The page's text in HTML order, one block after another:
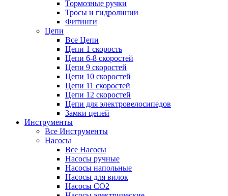
Тормозные ручки
Тросы и гидролинии
Фитинги
Цепи
Все Цепи
Цепи 1 скорость
Цепи 6-8 скоростей
Цепи 9 скоростей
Цепи 10 скоростей
Цепи 11 скоростей
Цепи 12 скоростей
Цепи для электровелосипедов
Замки цепей
Инструменты
Все Инструменты
Насосы
Все Насосы
Насосы ручные
Насосы напольные
Насосы для вилок
Насосы CO2